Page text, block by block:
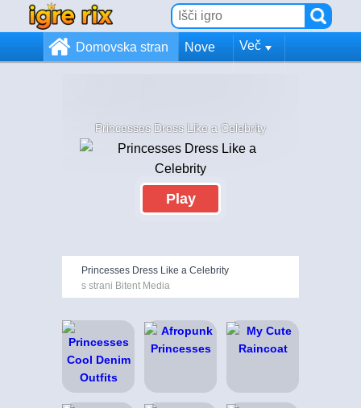
Domovska stran Nove Več
Princesses Dress Like a Celebrity
Play
Princesses Dress Like a Celebrity
s strani Bitent Media